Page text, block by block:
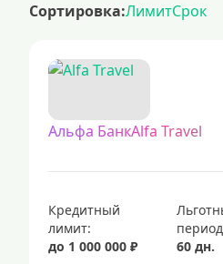
кредитные карты для лиц с
кредитные карты с доставкой
кредитные карты с льготным
кредитные карты, которые можно
кредитные карты visa — это
элитные кредитные карты с
Сортировка:ЛимитСрок
Альфа БанкAlfa Travel
Кредитный
лимит:
до 1 000 000 ₽
60 дн.